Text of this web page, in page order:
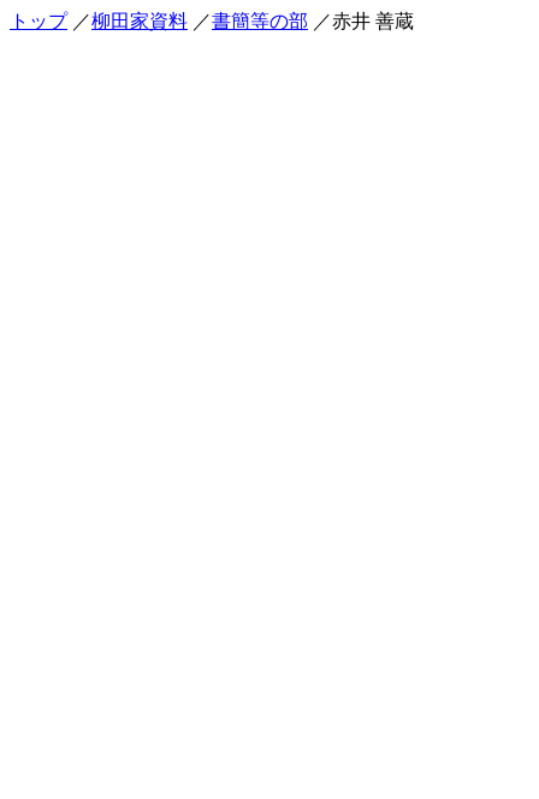
トップ ／柳田家資料 ／書簡等の部 ／赤井 善蔵